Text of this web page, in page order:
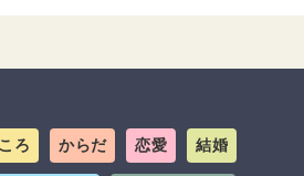
ろ からだ 恋愛 結婚